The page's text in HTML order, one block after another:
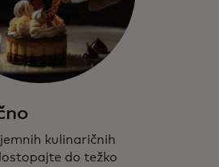
kulinaričnih
do težko